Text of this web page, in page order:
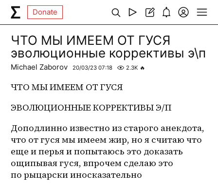
Donate
ЧТО МЫ ИМЕЕМ ОТ ГУСЯ
эволюционные коррективы э\п
Michael Zaborov 20/03/23 07:18 2.3K 🔥
ЧТО МЫ ИМЕЕМ ОТ ГУСЯ
ЭВОЛЮЦИОННЫЕ КОРРЕКТИВЫ Э/П
Доподлинно известно из старого анекдота,
что от гуся мы имеем жир, но я считаю что
еще и перья и попытаюсь это доказать
ощипывая гуся, впрочем сделаю это
по рыцарски иносказательно